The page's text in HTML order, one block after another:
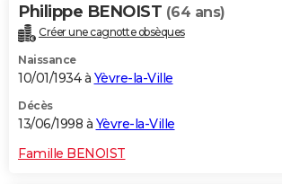
Philippe BENOIST (64 ans)
Créer une cagnotte obsèques
Naissance
10/01/1934 à Yèvre-la-Ville
Décès
13/06/1998 à Yèvre-la-Ville
Famille BENOIST